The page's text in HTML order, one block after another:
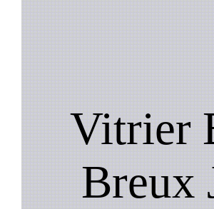
Vitrier
Breux